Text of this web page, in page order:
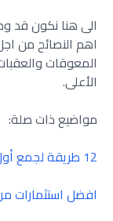
الى هنا نكون قد
اهم النصائح من
المعوقات
الأعلى.
مواضيع ذات صلة:
12 طريقة لجمع أول مليون دولار
افضل استثمارات